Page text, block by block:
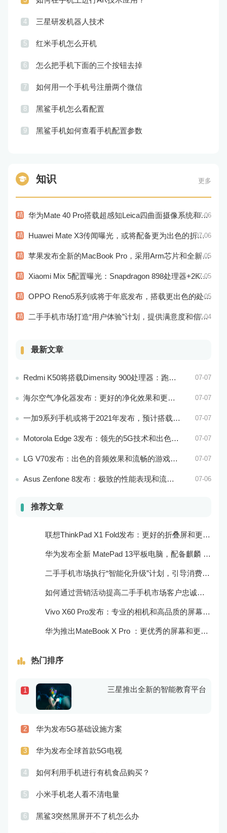
4 三星研发机器人技术
5 红米手机怎么开机
6 怎么把手机下面的三个按钮去掉
7 如何用一个手机号注册两个微信
8 黑鲨手机怎么看配置
9 黑鲨手机如何查看手机配置参数
知识 更多
精 华为Mate 40 Pro搭载超感知Leica四曲面摄像系统和麒麟9000E处理器07-06
精 Huawei Mate X3传闻曝光，或将配备更为出色的折叠屏幕和相机07-06
精 苹果发布全新的MacBook Pro，采用Arm芯片和全新的设计风格！07-05
精 Xiaomi Mix 5配置曝光：Snapdragon 898处理器+2K屏幕07-05
精 OPPO Reno5系列或将于年底发布，搭载更出色的处理器和相机系统07-05
精 二手手机市场打造“用户体验”计划，提供满意度和信任度的用户体验07-04
最新文章
Redmi K50将搭载Dimensity 900处理器：跑分过万 07-07
海尔空气净化器发布：更好的净化效果和更智能的控制系统 07-07
一加9系列手机或将于2021年发布，预计搭载更好的相机系统和处理器 07-07
Motorola Edge 3发布：领先的5G技术和出色的游戏性能 07-07
LG V70发布：出色的音频效果和流畅的游戏性能 07-07
Asus Zenfone 8发布：极致的性能表现和流畅的操作体验 07-06
推荐文章
联想ThinkPad X1 Fold发布：更好的折叠屏和更快速的处理器
华为发布全新 MatePad 13平板电脑，配备麒麟 970 处理器和全清屏幕
二手手机市场执行“智能化升级”计划，引导消费者迈向智能化生活
如何通过营销活动提高二手手机市场客户忠诚度？
Vivo X60 Pro发布：专业的相机和高品质的屏幕表现
华为推出MateBook X Pro ：更优秀的屏幕和更好的音频效果
热门排序
1 三星推出全新的智能教育平台
2 华为发布5G基础设施方案
3 华为发布全球首款5G电视
4 如何利用手机进行有机食品购买？
5 小米手机老人看不清电量
6 黑鲨3突然黑屏开不了机怎么办